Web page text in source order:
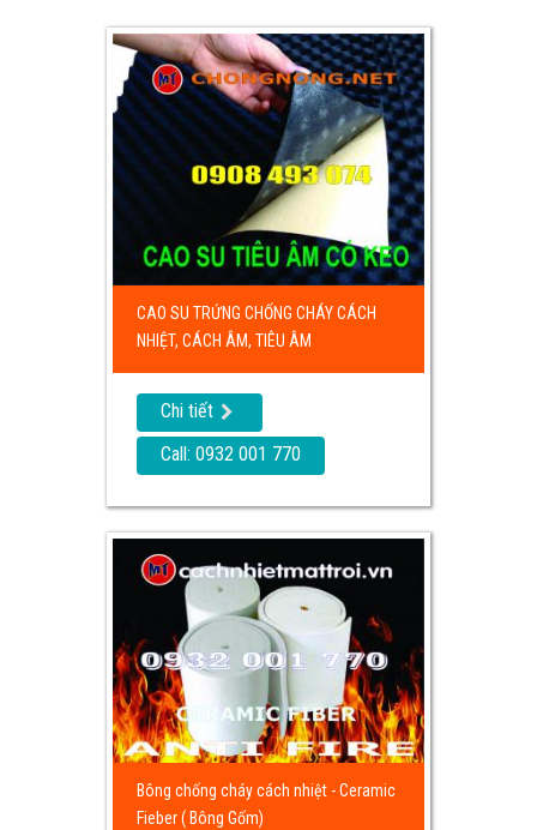
CAO SU TRỨNG CHỐNG CHÁY CÁCH
NHIỆT, CÁCH ÂM, TIÊU ÂM
Chi tiết
Call: 0932 001 770
Bông chống cháy cách nhiệt - Ceramic
Fieber ( Bông Gốm)